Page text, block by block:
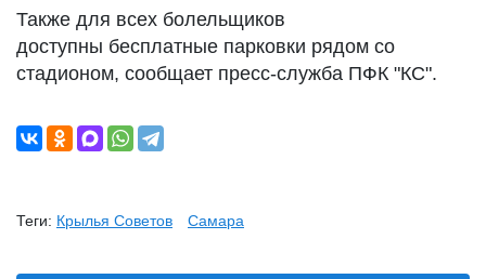
Также для всех болельщиков
доступны бесплатные парковки рядом со
стадионом, сообщает пресс-служба ПФК "КС".
Теги: Крылья Советов Самара